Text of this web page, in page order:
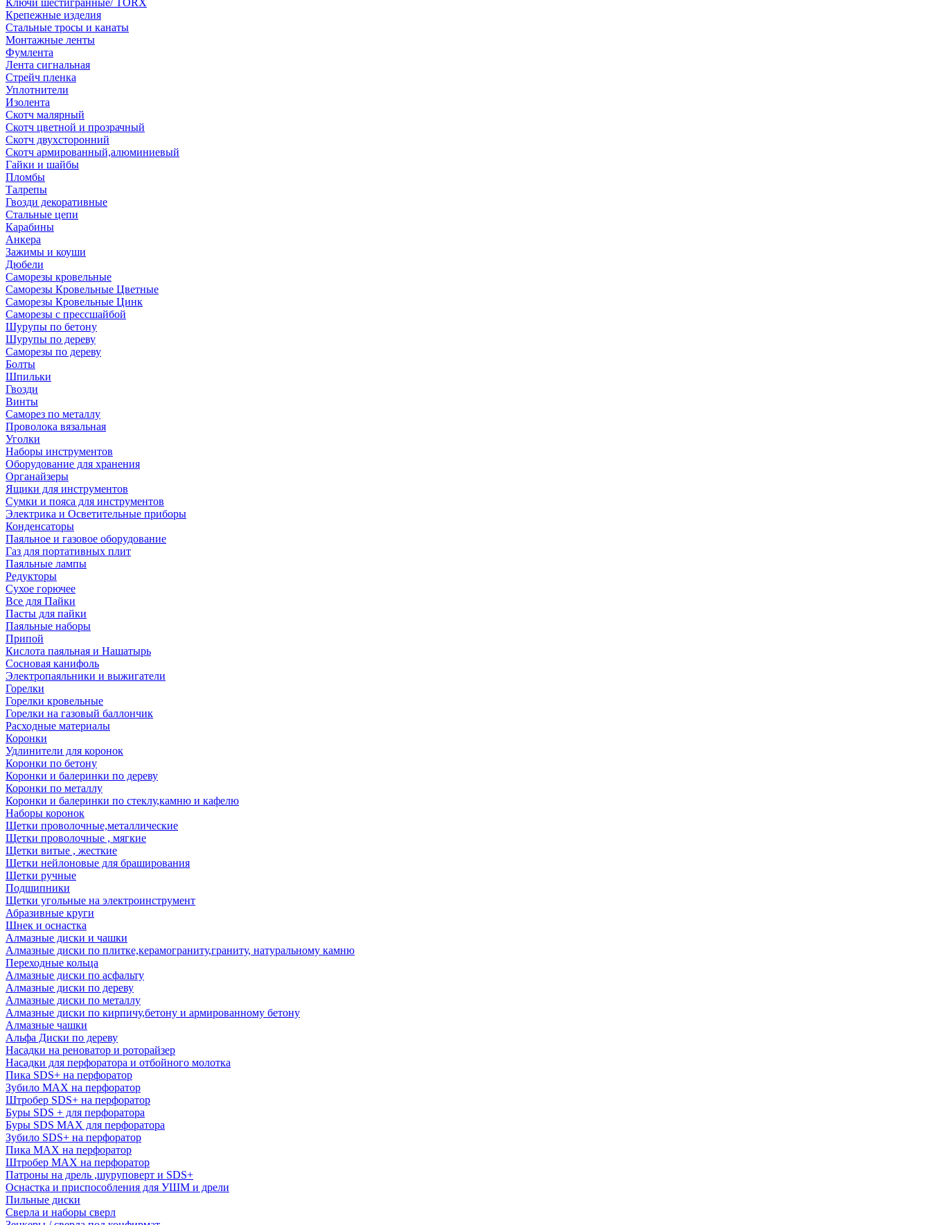
Ключи шестигранные/ TORX
Крепежные изделия
Стальные тросы и канаты
Монтажные ленты
Фумлента
Лента сигнальная
Стрейч пленка
Уплотнители
Изолента
Скотч малярный
Скотч цветной и прозрачный
Скотч двухсторонний
Скотч армированный,алюминиевый
Гайки и шайбы
Пломбы
Талрепы
Гвозди декоративные
Стальные цепи
Карабины
Анкера
Зажимы и коуши
Дюбели
Саморезы кровельные
Саморезы Кровельные Цветные
Саморезы Кровельные Цинк
Саморезы с прессшайбой
Шурупы по бетону
Шурупы по дереву
Саморезы по дереву
Болты
Шпильки
Гвозди
Винты
Саморез по металлу
Проволока вязальная
Уголки
Наборы инструментов
Оборудование для хранения
Органайзеры
Ящики для инструментов
Сумки и пояса для инструментов
Электрика и Осветительные приборы
Конденсаторы
Паяльное и газовое оборудование
Газ для портативных плит
Паяльные лампы
Редукторы
Сухое горючее
Все для Пайки
Пасты для пайки
Паяльные наборы
Припой
Кислота паяльная и Нашатырь
Сосновая канифоль
Электропаяльники и выжигатели
Горелки
Горелки кровельные
Горелки на газовый баллончик
Расходные материалы
Коронки
Удлинители для коронок
Коронки по бетону
Коронки и балеринки по дереву
Коронки по металлу
Коронки и балеринки по стеклу,камню и кафелю
Наборы коронок
Щетки проволочные,металлические
Щетки проволочные , мягкие
Щетки витые , жесткие
Щетки нейлоновые для браширования
Щетки ручные
Подшипники
Щетки угольные на электроинструмент
Абразивные круги
Шнек и оснастка
Алмазные диски и чашки
Алмазные диски по плитке,керамограниту,граниту, натуральному камню
Переходные кольца
Алмазные диски по асфальту
Алмазные диски по дереву
Алмазные диски по металлу
Алмазные диски по кирпичу,бетону и армированному бетону
Алмазные чашки
Альфа Диски по дереву
Насадки на реноватор и роторайзер
Насадки для перфоратора и отбойного молотка
Пика SDS+ на перфоратор
Зубило MAX на перфоратор
Штробер SDS+ на перфоратор
Буры SDS + для перфоратора
Буры SDS MAX для перфоратора
Зубило SDS+ на перфоратор
Пика MAX на перфоратор
Штробер MAX на перфоратор
Патроны на дрель ,шуруповерт и SDS+
Оснастка и приспособления для УШМ и дрели
Пильные диски
Сверла и наборы сверл